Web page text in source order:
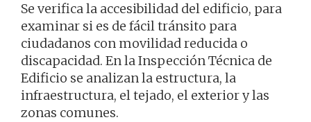
Se verifica la accesibilidad del edificio, para
examinar si es de fácil tránsito para
ciudadanos con movilidad reducida o
discapacidad. En la Inspección Técnica de
Edificio se analizan la estructura, la
infraestructura, el tejado, el exterior y las
zonas comunes.